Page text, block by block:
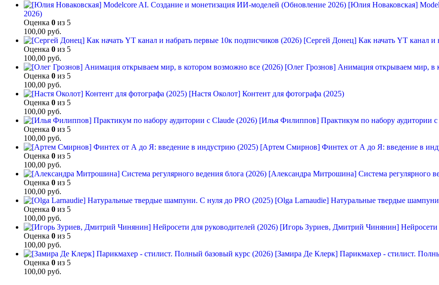
[Юлия Новаковская]
2026)
Оценка 0 из 5
100,00 руб.
[Сергей Донец] Как начать YT канал и
Оценка 0 из 5
100,00 руб.
[Олег Грознов] Анимация открываем мир, в
Оценка 0 из 5
100,00 руб.
[Настя Околот] Контент для фотографа (2025)
Оценка 0 из 5
100,00 руб.
[Илья Филиппов] Практикум по набору аудитории с
Оценка 0 из 5
100,00 руб.
[Артем Смирнов] Финтех от А до Я: введение в
Оценка 0 из 5
100,00 руб.
[Александра Митрошина] Система регулярного
Оценка 0 из 5
100,00 руб.
[Olga Larnaudie] Натуральные твердые
Оценка 0 из 5
100,00 руб.
[Игорь Зуриев, Дмитрий Чинянин] Нейросети
Оценка 0 из 5
100,00 руб.
[Замира Де Клерк] Парикмахер - стилист.
Оценка 0 из 5
100,00 руб.